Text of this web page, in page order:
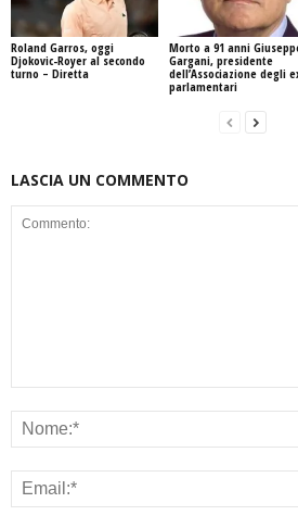
Roland Garros, oggi
Djokovic-Royer al secondo
turno – Diretta
Morto a 91 anni
Gargani, presidente
dell’Associazione degli
parlamentari
LASCIA UN COMMENTO